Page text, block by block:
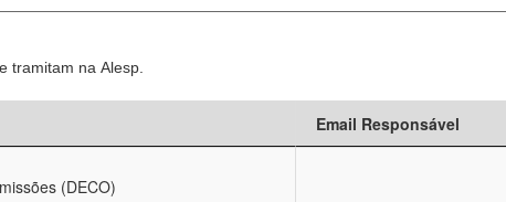
tramitam na Alesp.
Email Responsável
(DECO)